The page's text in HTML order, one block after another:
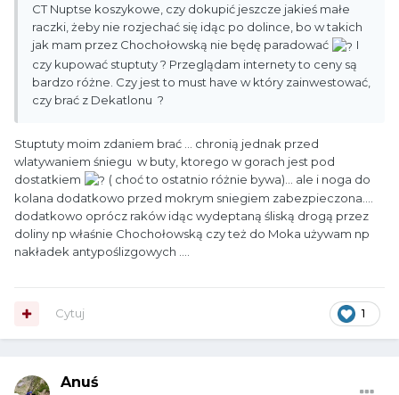
CTNuptse koszykowe, czy dokupić jeszcze jakieś małe
raczki, żeby nie rozjechać się idąc po dolince, bo w takich
jak mam przez Chochołowską nie będę paradować
I
czy kupować stuptuty ? Przeglądam internety to ceny są
bardzo różne. Czy jest to must have w który zainwestować,
czy brać z Dekatlonu ?
Stuptuty moim zdaniem brać ... chronią jednak przed
wlatywaniem śniegu w buty, ktorego w gorach jest pod
dostatkiem
( choć to ostatnio różnie bywa)... ale i noga do
kolana dodatkowo przed mokrym sniegiem zabezpieczona....
dodatkowo oprócz raków idąc wydeptaną śliską drogą przez
doliny np właśnie Chochołowską czy też do Moka używam np
nakładek antypoślizgowych ....
1
Cytuj
Anuś